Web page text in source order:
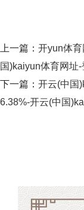
上一篇： 开yun体
国)kaiyun体育网址-
下一篇： 开云(中国
6.38%-开云(中国